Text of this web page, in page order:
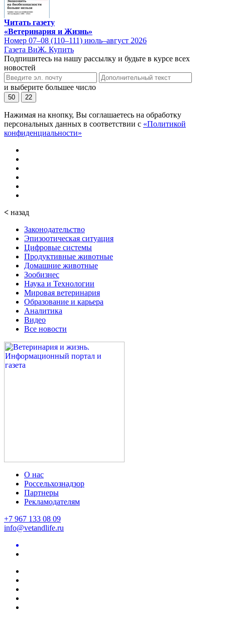
Читать газету
«Ветеринария и Жизнь»
Номер 07–08 (110–111) июль–август 2026
Газета ВиЖ. Купить
Подпишитесь на нашу рассылку и будьте в курсе всех
новостей
и выберите большее число
50 22
Нажимая на кнопку, Вы соглашаетесь на обработку
персональных данных в соответствии с «Политикой
конфиденциальности»
< назад
Законодательство
Эпизоотическая ситуация
Цифровые системы
Продуктивные животные
Домашние животные
Зообизнес
Наука и Технологии
Мировая ветеринария
Образование и карьера
Аналитика
Видео
Все новости
О нас
Россельхознадзор
Партнеры
Рекламодателям
+7 967 133 08 09
info@vetandlife.ru